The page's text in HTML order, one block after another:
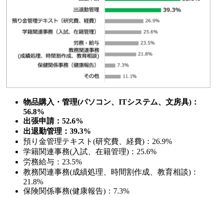
物品購入・管理(パソコン、ITシステム、文房具)：
56.8%
出張申請：52.6%
出退勤管理：39.3%
預り金管理テキスト(研究費、経費)：26.9%
学籍関連事務(入試、在籍管理)：25.6%
労務給与：23.5%
教務関連事務(成績処理、時間割作成、教育相談)：
21.8%
保険関係事務(健康報告)：7.3%